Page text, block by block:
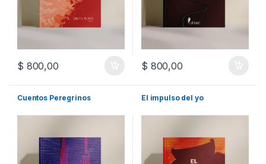
$ 800,00 $ 800,00
Cuentos Peregrinos El impulso del yo